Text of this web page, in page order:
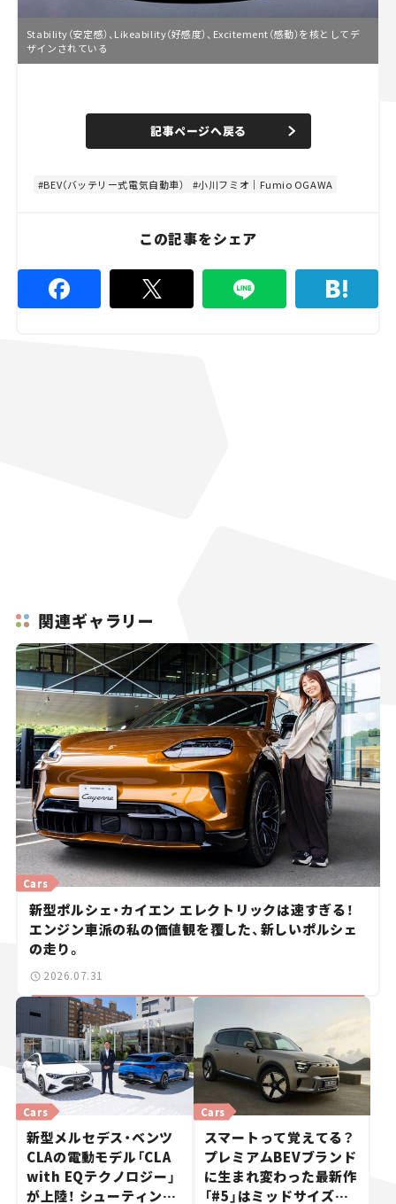
Stability（安定感）、Likeability（好感度）、Excitement（感動）を核としてデ
ザインされている
n
e
d
0
%
記事ページへ戻る
BEV（バッテリー式電気自動車） 小川フミオ｜Fumio OGAWA
この記事をシェア
関連ギャラリー
Cars
新型ポルシェ・カイエン エレクトリックは速すぎる！
エンジン車派の私の価値観を覆した、新しいポルシェ
の走り。
2026.07.31
Cars
新型メルセデス・ベンツ
CLAの電動モデル「CLA
with EQテクノロジー」
が上陸！ シューティング
Cars
スマートって覚えてる？
プレミアムBEVブランド
に生まれ変わった最新作
「#5」はミッドサイズ